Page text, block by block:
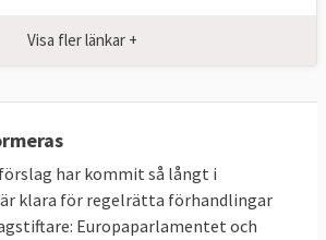
inne i EU kan
inte ta längre än fem dagar
till förlängning med samma
fall.
asylprövning
Visa fler länkar +
har kommit så långt i
klara för regelrätta förhandlingar
Europaparlamentet och